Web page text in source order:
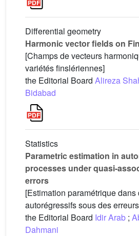
Differential geometry
Harmonic vector fields on
[Champs de vecteurs
variétés finslériennes]
the Editorial Board Alireza
Bidabad
Statistics
Parametric estimation in
processes under quasi-
errors
[Estimation paramétrique
autorégressifs sous des
the Editorial Board Idir Arab ;
Dahmani